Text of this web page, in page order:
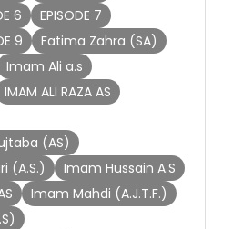
6
EPISODE 7
9
Fatima Zahra (SA)
Imam Ali a.s
IMAM ALI RAZA AS
(AS)
(A.S.)
Imam Hussain A.S
Imam Mahdi (A.J.T.F.)